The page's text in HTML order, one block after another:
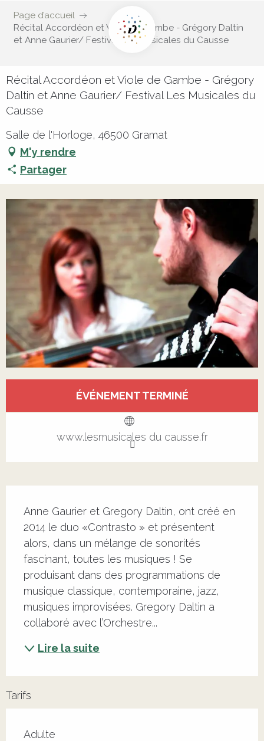
Page d’accueil
Récital Accordéon et Viole de Gambe - Grégory Daltin
et Anne Gaurier/ Festival Les Musicales du Causse
Récital Accordéon et Viole de Gambe - Grégory
Daltin et Anne Gaurier/ Festival Les Musicales du
Causse
Salle de l'Horloge, 46500 Gramat
M'y rendre
Partager
ÉVÉNEMENT TERMINÉ
www.lesmusicales du causse.fr
Anne Gaurier et Gregory Daltin, ont créé en
2014 le duo «Contrasto » et présentent
alors, dans un mélange de sonorités
fascinant, toutes les musiques ! Se
produisant dans des programmations de
musique classique, contemporaine, jazz,
musiques improvisées. Gregory Daltin a
collaboré avec l’Orchestre...
Lire la suite
Tarifs
Adulte